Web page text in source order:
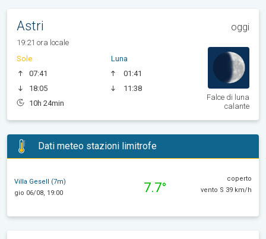
Astri oggi
19:21 ora locale
Sole
07:41
18:05
10h 24min
Luna
01:41
11:38
Falce di luna
calante
Dati meteo stazioni limitrofe
Villa Gesell (7m)
gio 06/08, 19:00
7.7°
coperto
vento S 39 km/h